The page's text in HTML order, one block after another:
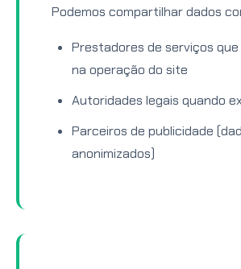
Podemos compartilhar dados
Prestadores de serviços que
na operação do site
Autoridades legais quando
Parceiros de publicidade
anonimizados)